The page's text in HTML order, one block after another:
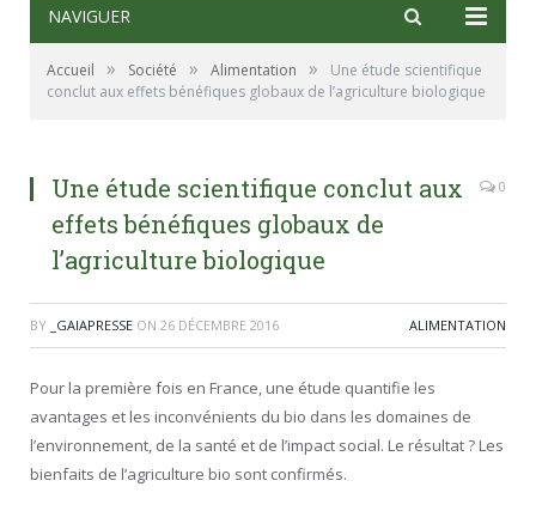
NAVIGUER
Accueil » Société » Alimentation »
Une étude scientifique
conclut aux effets bénéfiques globaux de l’agriculture biologique
Une étude scientifique conclut aux
effets bénéfiques globaux de
l’agriculture biologique
0
BY _GAIAPRESSE ON 26 DÉCEMBRE 2016 ALIMENTATION
Pour la première fois en France, une étude quantifie les
avantages et les inconvénients du bio dans les domaines de
l’environnement, de la santé et de l’impact social. Le résultat? Les
bienfaits de l’agriculture bio sont confirmés.